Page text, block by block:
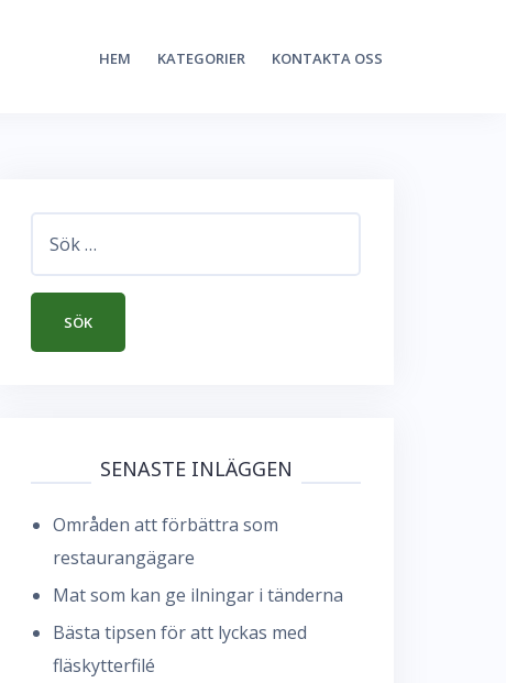
HEM KATEGORIER KONTAKTA OSS
SENASTE INLÄGGEN
Områden att förbättra som
restaurangägare
Mat som kan ge ilningar i tänderna
Bästa tipsen för att lyckas med
fläskytterfilé